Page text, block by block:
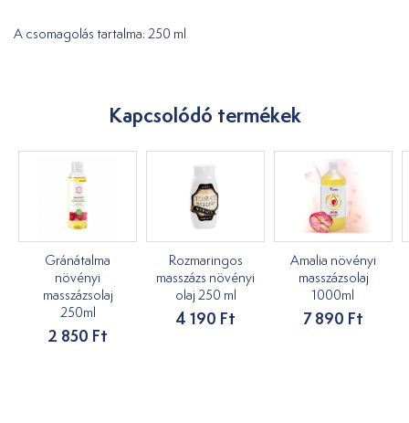
A csomagolás tartalma: 250 ml
Kapcsolódó termékek
Gránátalma
növényi
masszázsolaj
250ml
2 850 Ft
Rozmaringos
masszázs növényi
olaj 250 ml
4 190 Ft
Amalia növényi
masszázsolaj
1000ml
7 890 Ft